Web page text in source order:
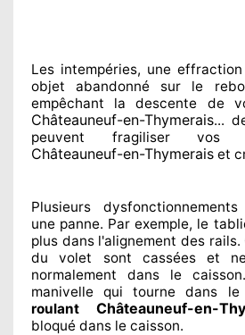
Les intempéries, une
objet abandonné sur le
empêchant la descente de
Châteauneuf-en-Thymerais...
peuvent fragiliservos
Châteauneuf-en-Thymerais et
Plusieurs
une panne. Par exemple, le
plus dans l'alignement des rails.
du volet sont casséeset ne
normalement dans le
manivelle qui tourne dans
roulant Châteauneuf-en-
bloqué dans le caisson.